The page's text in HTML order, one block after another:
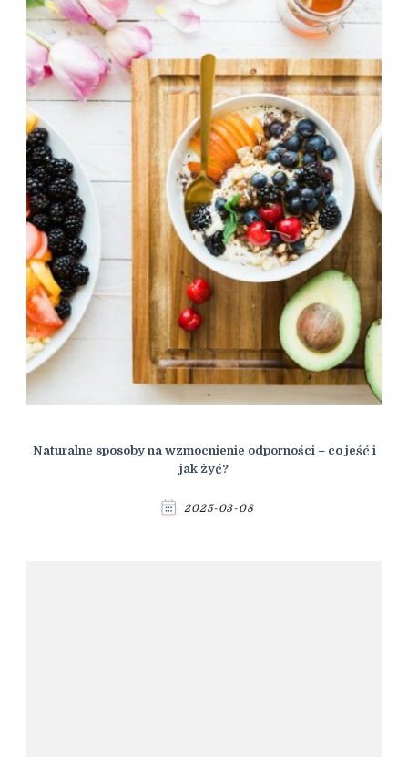
Naturalne sposoby na wzmocnienie odporności – co jeść i
jak żyć?
2025-03-08